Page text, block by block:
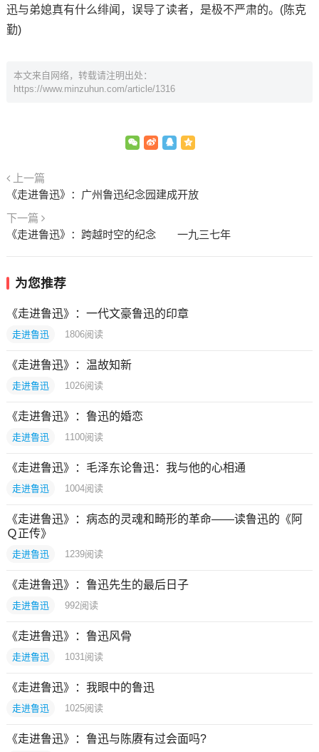
迅与弟媳真有什么绯闻，误导了读者，是极不严肃的。(陈克
勤)
本文来自网络，转载请注明出处：
https://www.minzuhun.com/article/1316
上一篇
《走进鲁迅》：广州鲁迅纪念园建成开放
下一篇
《走进鲁迅》：跨越时空的纪念 一九三七年
为您推荐
《走进鲁迅》：一代文豪鲁迅的印章
走进鲁迅 1806阅读
《走进鲁迅》：温故知新
走进鲁迅 1026阅读
《走进鲁迅》：鲁迅的婚恋
走进鲁迅 1100阅读
《走进鲁迅》：毛泽东论鲁迅：我与他的心相通
走进鲁迅 1004阅读
《走进鲁迅》：病态的灵魂和畸形的革命——读鲁迅的《阿
Ｑ正传》
走进鲁迅 1239阅读
《走进鲁迅》：鲁迅先生的最后日子
走进鲁迅 992阅读
《走进鲁迅》：鲁迅风骨
走进鲁迅 1031 阅读
《走进鲁迅》：我眼中的鲁迅
走进鲁迅 1025阅读
《走进鲁迅》：鲁迅与陈赓有过会面吗?